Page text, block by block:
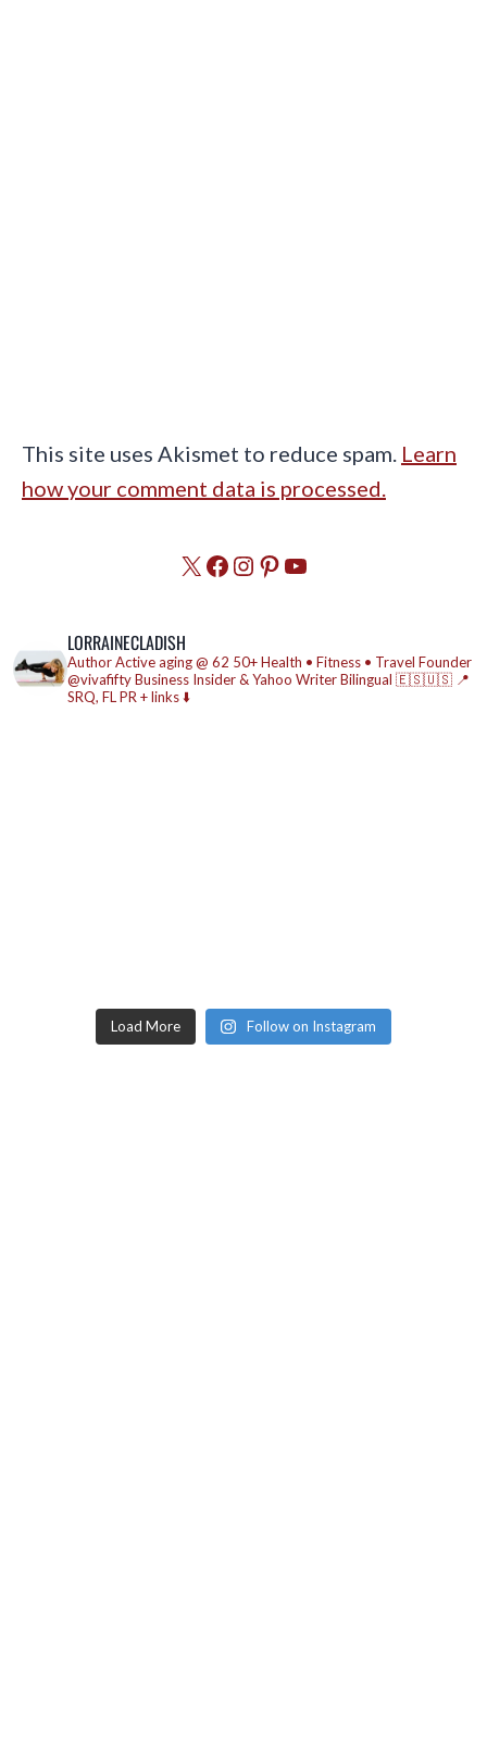
This site uses Akismet to reduce spam. Learn
how your comment data is processed.
X Facebook
Instagram
Pinterest
YouTube
LORRAINECLADISH
AuthorActive aging @ 62 50+ Health • Fitness • Travel Founder
@vivafiftyBusiness Insider & Yahoo WriterBilingual 🇪🇸🇺🇸 📍
SRQ, FLPR + links ⬇️
Load More Follow on Instagram